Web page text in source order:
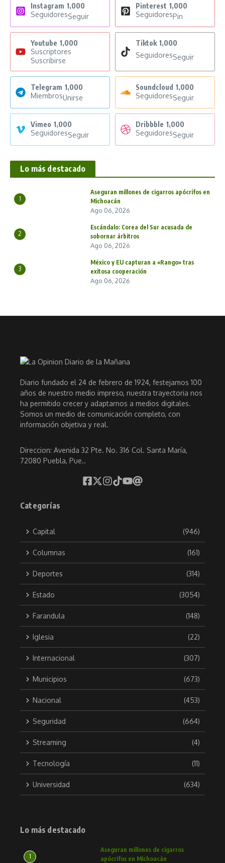
Instagram 1,000
SeguidoresSeguir
Pinterest 1,000
SeguidoresPin
Youtube 1,000
Suscriptores
Suscribirse
Tiktok 1,000
SeguidoresSeguir
Telegram 1,000
MiembrosUnirse
Soundcloud 1,000
SeguidoresSeguir
Vimeo 1,000
SeguidoresSeguir
Dribbble 1,000
SeguidoresSeguir
Lo más destacado
1
Aseguran millones de cigarros apócrifos en
Michoacán
Ago 06, 2026
2
Escándalo: Corea del Sur acusada de
sobornar árbitros
Ago 06, 2026
3
México y EU capturan a «Rango» tras
exitosa cooperación
Ago 06, 2026
Diario fundado el 24 de febrero de 1924, festejamos 100
años de nuestro medio impreso, nuestra trayectoria nos
ha permitido crecer y adaptarnos a medios digitales.
Somos un medio de comunicación completo, con
información objetiva y real.
Direccion: Avenida 32 Pte. No. 316 Col. Santa María,
72080 Puebla, Pue..
Categorías
Capital (946)
Columnas (161)
Deportes (314)
Estado (3054)
Farandula (148)
Iglesia (22)
Internacional (307)
Municipios (673)
Nacional (453)
Seguridad (664)
Streaming (4)
Tecnología (11)
Universidad (634)
Lo más destacado
1
Aseguran millones de cigarros
apócrifos en Michoacán